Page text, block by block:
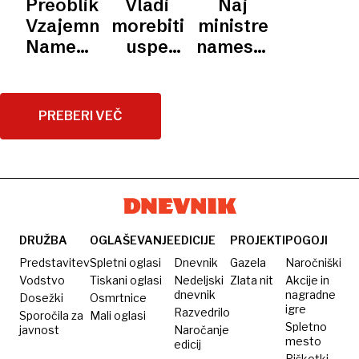
nesprejemljivo
in
le
Novaka
/
PREOBLIKOVANJE
VZAJEMNE
Preoblikovanje
Vzajemne:
Namesto
delniška
družba
USTAVNO
SODIŠČE
Vladi
morebiti
uspe
Vzajemno
Naj
ministre
namesto
PREBERI VEČ
DRUŽBA
Predstavitev
Vodstvo
Dosežki
Sporočila za
javnost
OGLAŠEVANJE
Spletni oglasi
Tiskani oglasi
Osmrtnice
Mali oglasi
EDICIJE
Dnevnik
Nedeljski
dnevnik
Razvedrilo
Naročanje
edicij
PROJEKTI
Gazela
Zlata nit
POGOJI
Naročniški
Akcije in
nagradne
igre
Spletno
mesto